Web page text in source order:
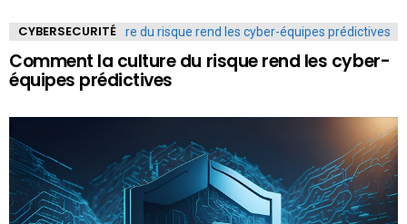
CYBERSECURITÉ
Comment la culture du risque rend les cyber-
équipes prédictives